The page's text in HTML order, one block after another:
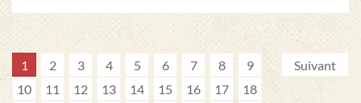
1 2 3 4 5 6 7 8
9
10
11 12 13 14 15 16 17
18
Suivant